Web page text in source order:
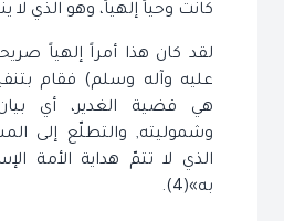
كانت وحياً إلهياً، وهو الذي
لقد كان هذا أمراً إلهياً
عليه وآله وسلم) فقام
هي قضية الغدير، أي
وشموليته, والتطلّع إلى
الذي لا تتمّ هداية الأمة
به»(4).